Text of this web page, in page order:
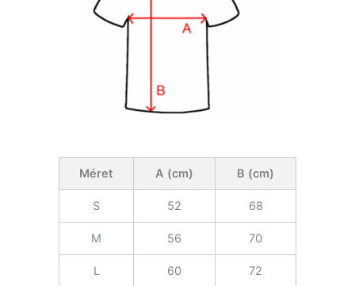
Méret A (cm) B (cm)
S 52 68
M 56 70
L 60 72